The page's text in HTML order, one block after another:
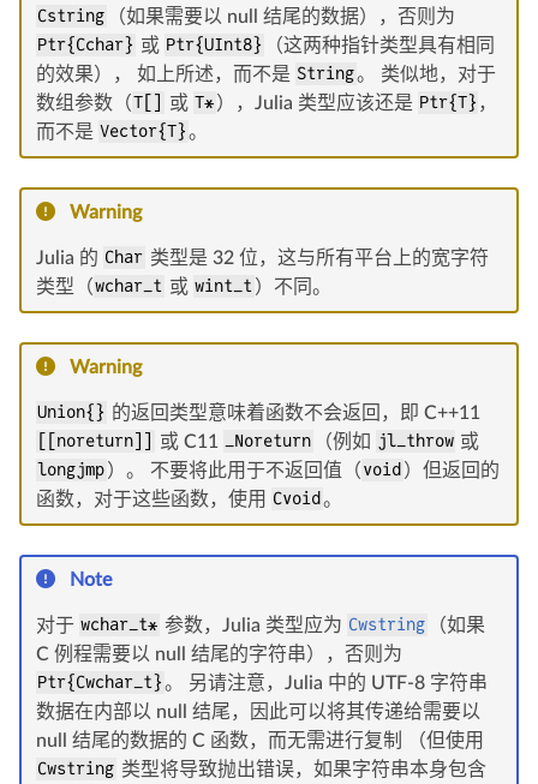
Cstring
（如果需要以 null 结尾的数据），否则为
Ptr{Cchar} 或 Ptr{UInt8}
（这两种指针类型具有相同
的效果）， 如上所述，而不是 String。 类似地，对于
数组参数（T[] 或 T*），Julia 类型应该还是 Ptr{T} ，
而不是 Vector{T}。
Warning
Julia 的 Char 类型是 32 位，这与所有平台上的宽字符
类型（wchar_t 或 wint_t）不同。
Warning
Union{} 的返回类型意味着函数不会返回，即 C++11
[[noreturn]]
或 C11 _Noreturn （例如 jl_throw 或
longjmp）。 不要将此用于不返回值（void ）但返回的
函数，对于这些函数，使用 Cvoid。
Note
对于 wchar_t* 参数，Julia 类型应为 Cwstring （如果
C 例程需要以 null 结尾的字符串），否则为
Ptr{Cwchar_t}。 另请注意，Julia 中的 UTF-8 字符串
数据在内部以 null 结尾，因此可以将其传递给需要以
null 结尾的数据的 C 函数，而无需进行复制 （但使用
Cwstring 类型将导致抛出错误，如果字符串本身包含